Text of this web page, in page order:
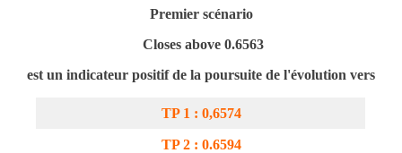
Premier scénario
Closes above 0.6563
est un indicateur positif de la poursuite de l'évolution vers
TP 1 : 0,6574
TP 2 : 0.6594